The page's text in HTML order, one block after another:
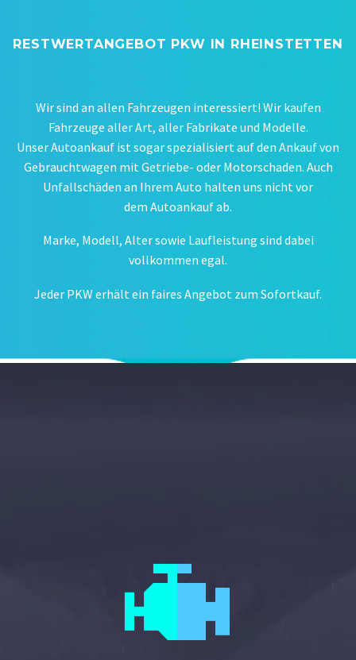
RESTWERTANGEBOT PKW IN RHEINSTETTEN
Wir sind an allen Fahrzeugen interessiert! Wir kaufen
Fahrzeuge aller Art, aller Fabrikate und Modelle.
Unser Autoankauf ist sogar spezialisiert auf den Ankauf von
Gebrauchtwagen mit Getriebe- oder Motorschaden. Auch
Unfallschäden an Ihrem Auto halten uns nicht vor
dem Autoankauf ab.
Marke, Modell, Alter sowie Laufleistung sind dabei
vollkommen egal.
Jeder PKW erhält ein faires Angebot zum Sofortkauf.

